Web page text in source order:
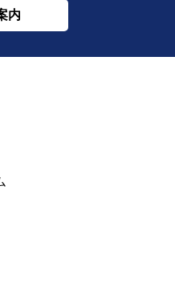
内